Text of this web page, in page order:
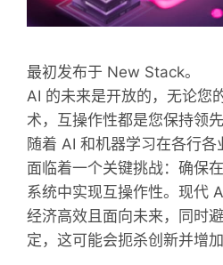
最初发布于 New Stack。
AI 的未来是开放的，无论您
术，互操作性都是您保持领先
随着 AI 和机器学习在各行
面临着一个关键挑战：确保
系统中实现互操作性。现代
经济高效且面向未来，同时
定，这可能会扼杀创新并增加